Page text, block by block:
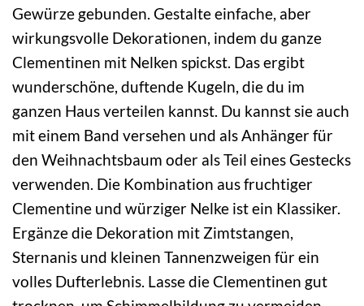
Gewürze gebunden. Gestalte einfache, aber
wirkungsvolle Dekorationen, indem du ganze
Clementinen mit Nelken spickst. Das ergibt
wunderschöne, duftende Kugeln, die du im
ganzen Haus verteilen kannst. Du kannst sie auch
mit einem Band versehen und als Anhänger für
den Weihnachtsbaum oder als Teil eines Gestecks
verwenden. Die Kombination aus fruchtiger
Clementine und würziger Nelke ist ein Klassiker.
Ergänze die Dekoration mit Zimtstangen,
Sternanis und kleinen Tannenzweigen für ein
volles Dufterlebnis. Lasse die Clementinen gut